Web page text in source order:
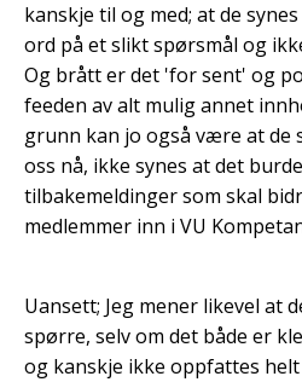
kanskje til og med; at de
ord på et slikt spørsmål og
Og brått er det 'for sent' og
feeden av alt mulig annet
grunn kan jo også være at de
oss nå, ikke synes at det
tilbakemeldinger som skal
medlemmer inn i VU
Uansett; Jeg mener likevel at
spørre, selv om det både er
og kanskje ikke oppfattes